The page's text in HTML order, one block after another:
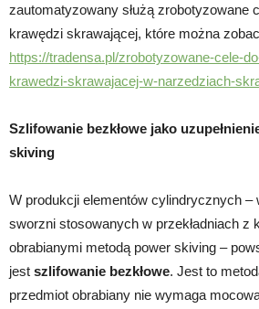
zautomatyzowany służą zrobotyzowane
krawędzi skrawającej, które można
https://tradensa.pl/zrobotyzowane-cele-
krawedzi-skrawajacej-w-narzedziach-
Szlifowanie bezkłowe jako
skiving
W produkcji elementów cylindrycznych –
sworzni stosowanych w przekładniach z
obrabianymi metodą power skiving –
jest szlifowanie bezkłowe. Jest to
przedmiot obrabiany nie wymaga